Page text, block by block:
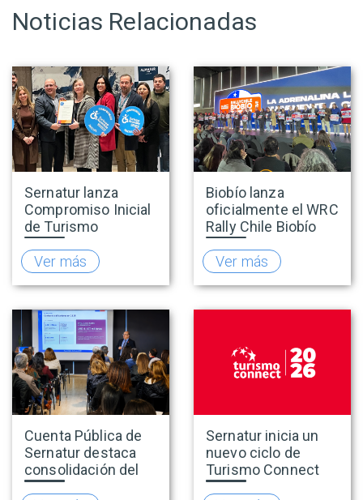
Noticias Relacionadas
Sernatur lanza
Compromiso Inicial
de Turismo
Accesible para
promover una
oferta turística más
inclusiva
Ver más
Biobío lanza
oficialmente el WRC
Rally Chile Biobío
2026 con 141
empresas
adheridas al Sello
Rally
Ver más
Cuenta Pública de
Sernatur destaca
consolidación del
turismo en 2025 y
Sernatur inicia un
nuevo ciclo de
Turismo Connect
para fortalecer la